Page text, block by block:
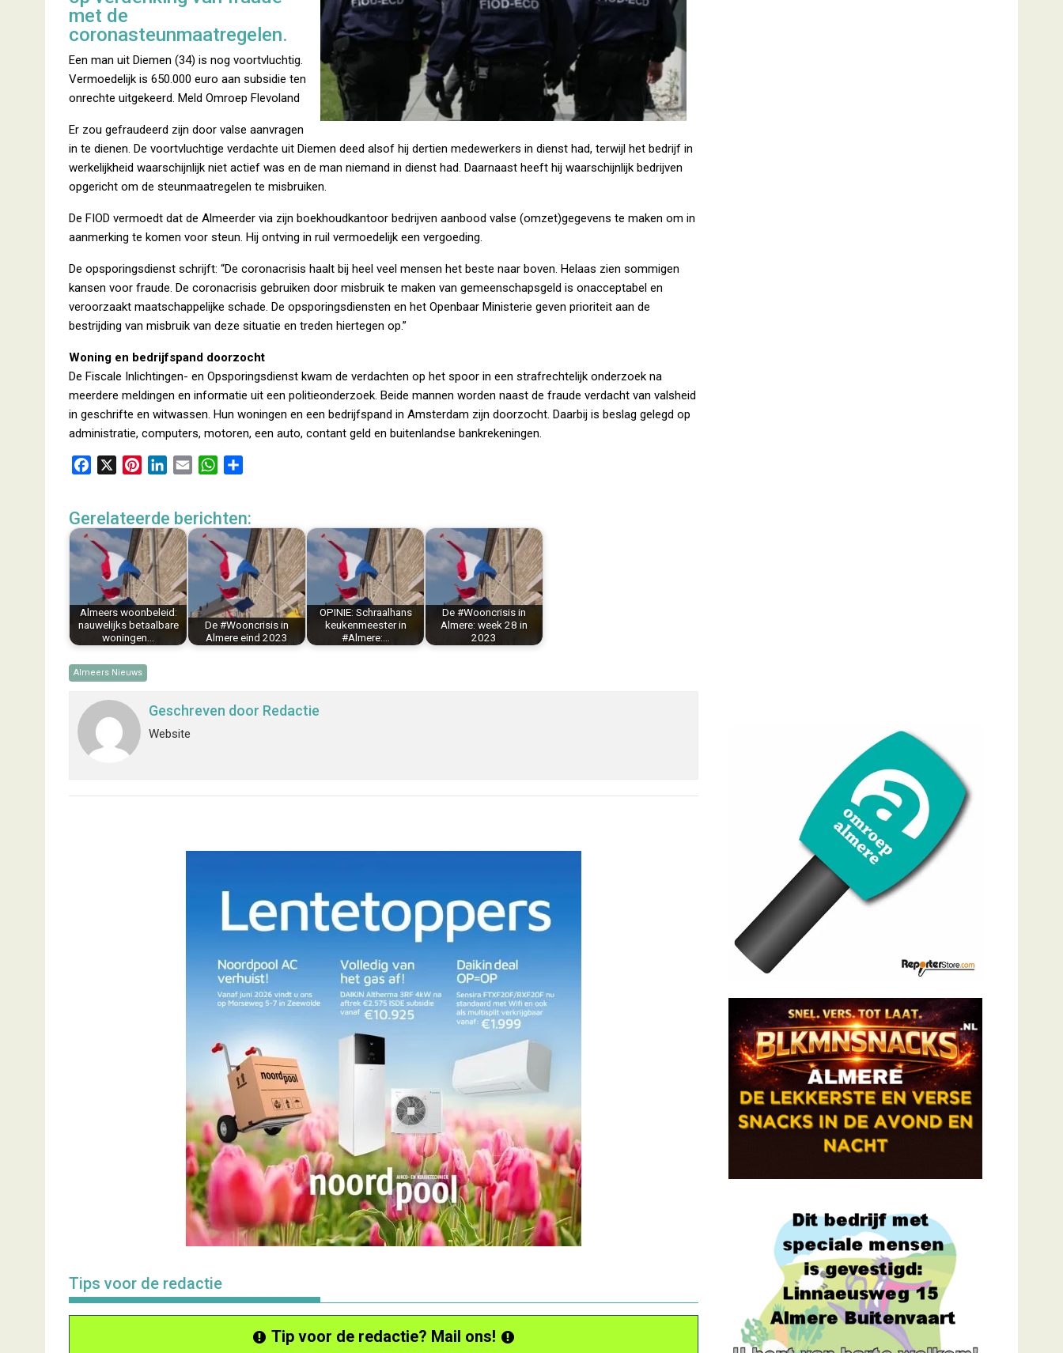
met de
coronasteunmaatregelen.
Een man uit Diemen (34) is nog voortvluchtig.
Vermoedelijk is 650.000 euro aan subsidie ten
onrechte uitgekeerd. Meld Omroep Flevoland
Er zou gefraudeerd zijn door valse aanvragen
in te dienen. De voortvluchtige verdachte uit Diemen deed alsof hij dertien medewerkers in dienst had, terwijl het bedrijf in
werkelijkheid waarschijnlijk niet actief was en de man niemand in dienst had. Daarnaast heeft hij waarschijnlijk bedrijven
opgericht om de steunmaatregelen te misbruiken.
De FIOD vermoedt dat de Almeerder via zijn boekhoudkantoor bedrijven aanbood valse (omzet)gegevens te maken om in
aanmerking te komen voor steun. Hij ontving in ruil vermoedelijk een vergoeding.
De opsporingsdienst schrijft: “De coronacrisis haalt bij heel veel mensen het beste naar boven. Helaas zien sommigen
kansen voor fraude. De coronacrisis gebruiken door misbruik te maken van gemeenschapsgeld is onacceptabel en
veroorzaakt maatschappelijke schade. De opsporingsdiensten en het Openbaar Ministerie geven prioriteit aan de
bestrijding van misbruik van deze situatie en treden hiertegen op.”
Woning en bedrijfspand doorzocht
De Fiscale Inlichtingen- en Opsporingsdienst kwam de verdachten op het spoor in een strafrechtelijk onderzoek na
meerdere meldingen en informatie uit een politieonderzoek. Beide mannen worden naast de fraude verdacht van valsheid
in geschrifte en witwassen. Hun woningen en een bedrijfspand in Amsterdam zijn doorzocht. Daarbij is beslag gelegd op
administratie, computers, motoren, een auto, contant geld en buitenlandse bankrekeningen.
e
b
o
o
k
t
e
r
e
s
t
k
e
d
I
n
i
l
W
t
s
A
p
p
e
n
Gerelateerde berichten:
Almeers woonbeleid:
nauwelijks betaalbare
woningen…
De #Wooncrisis in
Almere eind 2023
OPINIE: Schraalhans
keukenmeester in
#Almere:…
De #Wooncrisis in
Almere: week 28 in
2023
Almeers Nieuws
Geschreven door Redactie
Website
Tips voor de redactie
Tip voor de redactie? Mail ons!